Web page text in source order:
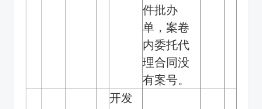
件批办
单，案卷
内委托代
理合同没
有案号。
开发